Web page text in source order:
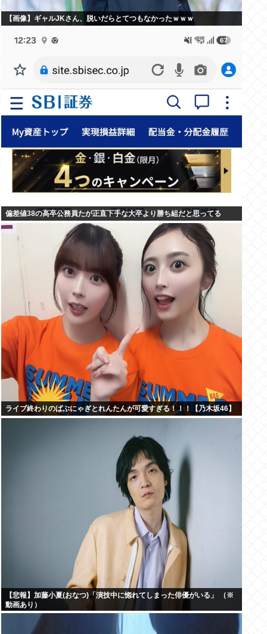
【画像】ギャルJKさん、脱いだらとてつもなかったｗｗｗ
偏差値38の高卒公務員たが正直下手な大卒より勝ち組だと思ってる
ライブ終わりのばぶにゃぎとれんたんが可愛すぎる！！！【乃木坂46】
【悲報】加藤小夏(おなつ)「演技中に惚れてしまった俳優がいる」 （※
動画あり）